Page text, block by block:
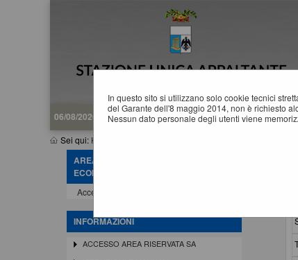
06/08/2026 22:15
Sei qui: Home
In questo sito si utilizzano solo cookie tecnici
del Garante dell'8 maggio 2014, non è richiesto
Nessun dato personale degli utenti viene
AREA RISERVATA OPERATORE
ECONOMICO
Accedi - Registrati
INFORMAZIONI
ACCESSO AREA RISERVATA SA